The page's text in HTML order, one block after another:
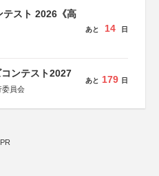
テスト 2026《高
あと 14 日
ンテスト2027
委員会
あと 179 日
PR